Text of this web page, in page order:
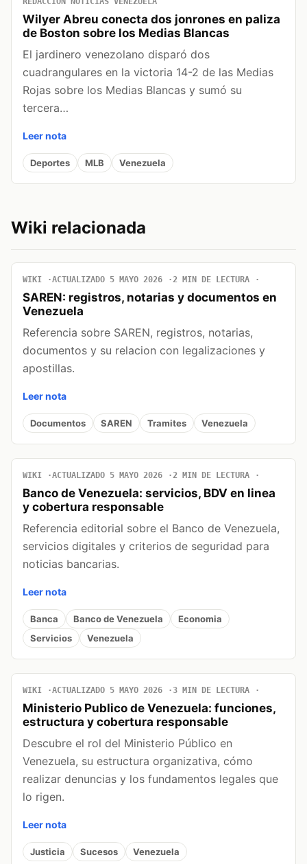
Wilyer Abreu conecta dos jonrones en paliza
de Boston sobre los Medias Blancas
El jardinero venezolano disparó dos
cuadrangulares en la victoria 14-2 de las Medias
Rojas sobre los Medias Blancas y sumó su
tercera…
Leer nota
Deportes MLB Venezuela
Wiki relacionada
WIKI ACTUALIZADO 5 MAYO 2026 2 MIN DE LECTURA
SAREN: registros, notarias y documentos en
Venezuela
Referencia sobre SAREN, registros, notarias,
documentos y su relacion con legalizaciones y
apostillas.
Leer nota
Documentos SAREN Tramites Venezuela
WIKI ACTUALIZADO 5 MAYO 2026 2 MIN DE LECTURA
Banco de Venezuela: servicios, BDV en linea
y cobertura responsable
Referencia editorial sobre el Banco de Venezuela,
servicios digitales y criterios de seguridad para
noticias bancarias.
Leer nota
Banca Banco de Venezuela
Economia
Servicios
Venezuela
WIKI ACTUALIZADO 5 MAYO 2026 3 MIN DE LECTURA
Ministerio Publico de Venezuela: funciones,
estructura y cobertura responsable
Descubre el rol del Ministerio Público en
Venezuela, su estructura organizativa, cómo
realizar denuncias y los fundamentos legales que
lo rigen.
Leer nota
Justicia Sucesos Venezuela